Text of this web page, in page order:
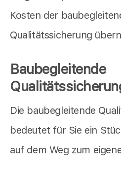
Kosten der
Qualitätssicherung
Baubegleitende
Die baubegleitende
bedeutet für Sie ein
auf dem Weg zum